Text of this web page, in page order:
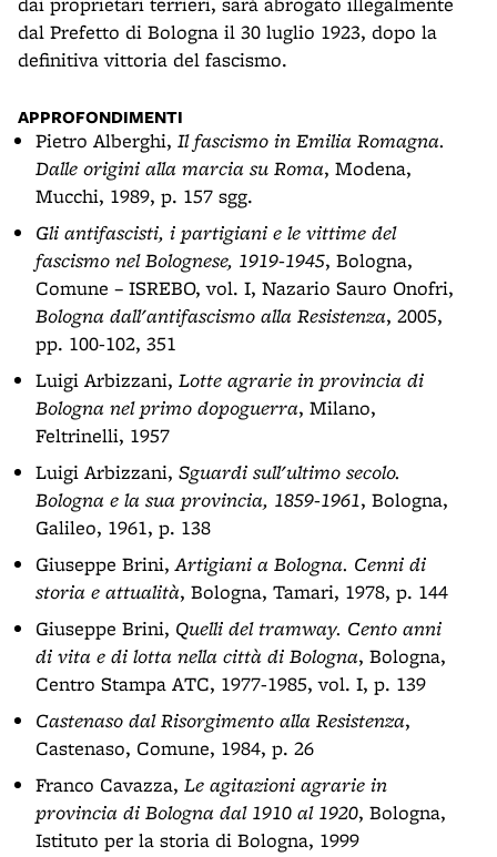
dal Prefetto di Bologna il 30 luglio 1923, dopo la
definitiva vittoria del fascismo.
APPROFONDIMENTI
Pietro Alberghi, Il fascismo in Emilia Romagna.
Dalle origini alla marcia su Roma, Modena,
Mucchi, 1989, p. 157 sgg.
Gli antifascisti, i partigiani e le vittime del
fascismo nel Bolognese, 1919-1945, Bologna,
Comune – ISREBO, vol. I, Nazario Sauro Onofri,
Bologna dall'antifascismo alla Resistenza, 2005,
pp. 100-102, 351
Luigi Arbizzani, Lotte agrarie in provincia di
Bologna nel primo dopoguerra, Milano,
Feltrinelli, 1957
Luigi Arbizzani, Sguardi sull'ultimo secolo.
Bologna e la sua provincia, 1859-1961, Bologna,
Galileo, 1961, p. 138
Giuseppe Brini,Artigiani a Bologna. Cenni di
storia e attualità, Bologna, Tamari, 1978, p. 144
Giuseppe Brini, Quelli del tramway. Cento anni
di vita e di lotta nella città di Bologna, Bologna,
Centro Stampa ATC, 1977-1985, vol. I, p. 139
Castenaso dal Risorgimento alla Resistenza,
Castenaso, Comune, 1984, p. 26
Franco Cavazza, Le agitazioni agrarie in
provincia di Bologna dal 1910 al 1920, Bologna,
Istituto per la storia di Bologna, 1999